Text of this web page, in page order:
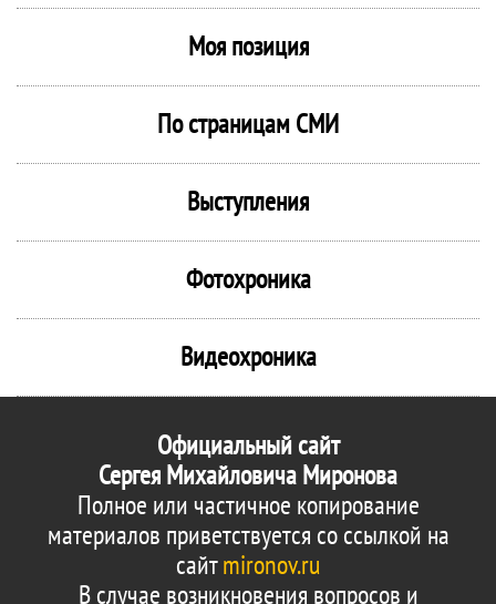
Моя позиция
По страницам СМИ
Выступления
Фотохроника
Видеохроника
Официальный сайт
Сергея Михайловича Миронова
Полное или частичное копирование
материалов приветствуется со ссылкой на
сайтmironov.ru
В случае возникновения вопросов и